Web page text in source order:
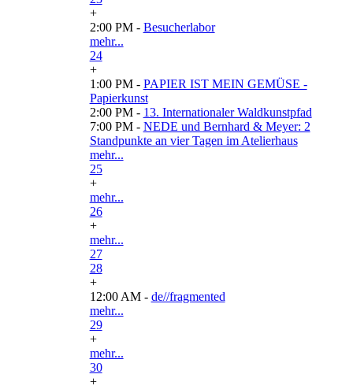
+
2:00 PM - Besucherlabor
mehr...
24
+
1:00 PM - PAPIER IST MEIN GEMÜSE -
Papierkunst
2:00 PM - 13. Internationaler Waldkunstpfad
7:00 PM - NEDE und Bernhard & Meyer: 2
Standpunkte an vier Tagen im Atelierhaus
mehr...
25
+
mehr...
26
+
mehr...
27
28
+
12:00 AM - de//fragmented
mehr...
29
+
mehr...
30
+